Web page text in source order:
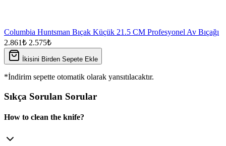
Columbia Huntsman Bıçak Küçük 21.5 CM Profesyonel Av Bıçağı
2.861₺ 2.575₺
İkisini Birden Sepete Ekle
*İndirim sepette otomatik olarak yansıtılacaktır.
Sıkça Sorulan Sorular
How to clean the knife?